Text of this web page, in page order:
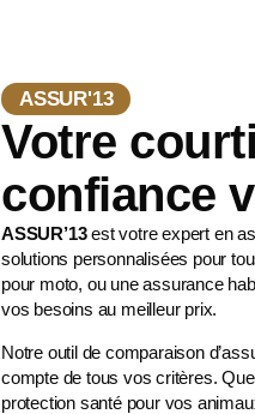
ASSUR'13
Votre
confiance
ASSUR’13est votre expert en
solutions personnalisées pour
pour moto, ou une assurance
vos besoins au meilleur prix.
Notre outil de comparaison
compte de tous vos critères.
protection santé pour vos